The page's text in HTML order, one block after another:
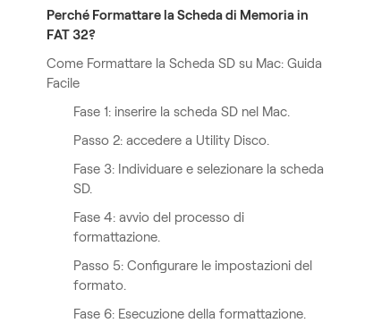
Perché Formattare la Scheda di Memoria in
FAT 32?
Come Formattare la Scheda SD su Mac: Guida
Facile
Fase 1: inserire la scheda SD nel Mac.
Passo 2: accedere a Utility Disco.
Fase 3: Individuare e selezionare la scheda
SD.
Fase 4: avvio del processo di
formattazione.
Passo 5: Configurare le impostazioni del
formato.
Fase 6: Esecuzione della formattazione.